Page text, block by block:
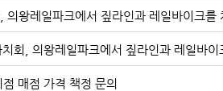
의왕레일파크에서 짚라인과 레일바이크를
매점 가격 책정 문의